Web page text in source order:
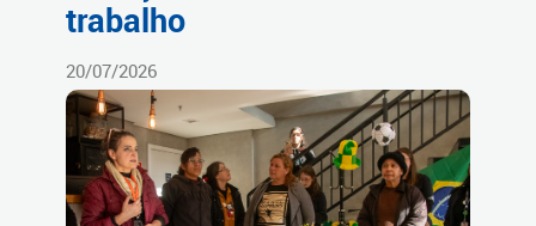
trabalho
20/07/2026